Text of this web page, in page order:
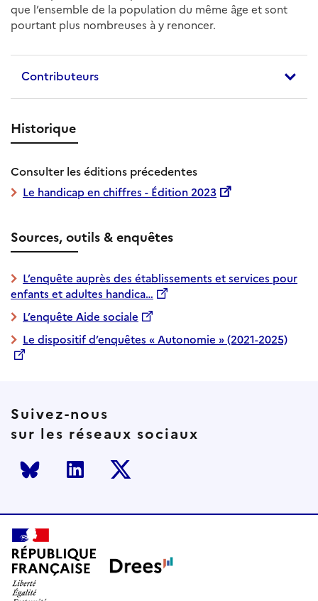
que l’ensemble de la population du même âge et sont
pourtant plus nombreuses à y renoncer.
Contributeurs
Historique
Consulter les éditions précedentes
Le handicap en chiffres - Édition 2023
Sources, outils & enquêtes
L’enquête auprès des établissements et services pour
enfants et adultes handica…
L’enquête Aide sociale
Le dispositif d’enquêtes « Autonomie » (2021-2025)
Suivez-nous
sur les réseaux sociaux
Bluesky LinkedInTwitter